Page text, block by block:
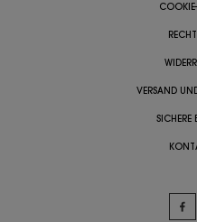
VERSAND
SICHERE